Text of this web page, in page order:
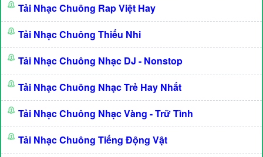
Tải Nhạc Chuông Rap Việt Hay
Tải Nhạc Chuông Thiếu Nhi
Tải Nhạc Chuông Nhạc DJ - Nonstop
Tải Nhạc Chuông Nhạc Trẻ Hay Nhất
Tải Nhạc Chuông Nhạc Vàng - Trữ Tình
Tải Nhạc Chuông Tiếng Động Vật